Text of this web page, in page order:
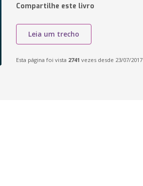
Compartilhe este livro
Leia um trecho
Esta página foi vista 2741 vezes desde 23/07/2017